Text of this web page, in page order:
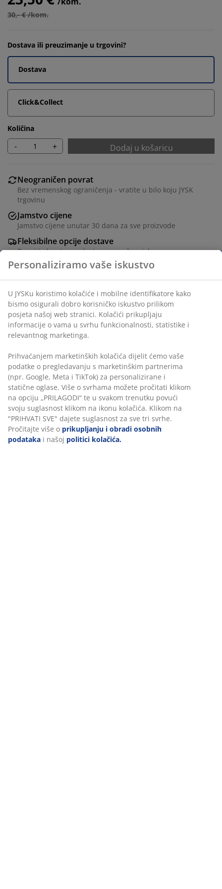
30,- € /kom.
Dostava ili preuzimanje u trgovini?
Dostava
Click&Collect
Količina
- + Dodaj u košaricu
Neograničen povrat
Bez vremenskog ograničenja - vratite u bilo koju JYSK
trgovinu
Jamstvo cijene
Jamstvo cijene unutar 30 dana za sve proizvode
Fleksibilne opcije dostave
Brza i jednostavna dostava po vašem izboru
Samonapuhujuća. Š60xD190xV5 cm
BROJ ARTIKLA: 4700025
Upute za sastavljanje
Podaci o proizvodu
Komentari
(8)
Personaliziramo vaše iskustvo
U JYSKu koristimo kolačiće i mobilne identifikatore kako
bismo osigurali dobro korisničko iskustvo prilikom
posjeta našoj web stranici. Kolačići prikupljaju
informacije o vama u svrhu funkcionalnosti, statistike i
relevantnog marketinga.
Prihvaćanjem marketinških kolačića dijelit ćemo vaše
podatke o pregledavanju s marketinškim partnerima
(npr. Google, Meta i TikTok) za personalizirane i
statične oglase. Više o svrhama možete pročitati klikom
na opciju „PRILAGODI“ te u svakom trenutku povući
svoju suglasnost klikom na ikonu kolačića. Klikom na
"PRIHVATI SVE" dajete suglasnost za sve tri svrhe.
Pročitajte više o prikupljanju i obradi osobnih
podataka i našoj politici kolačića.